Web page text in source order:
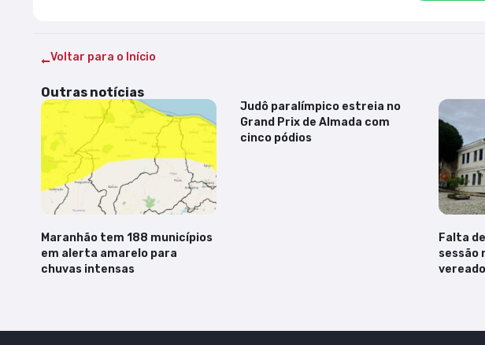
Voltar para o Início
Outras notícias
Maranhão tem 188 municípios
em alerta amarelo para
chuvas intensas
Judô paralímpico estreia no
Grand Prix de Almada com
cinco pódios
Falta
sessão